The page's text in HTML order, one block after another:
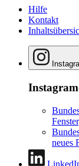
Hilfe
Kontakt
neues